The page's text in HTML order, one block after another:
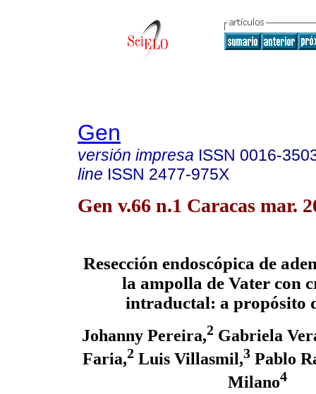
Gen
versión impresa ISSN 0016-
line ISSN 2477-975X
Gen v.66 n.1 Caracas mar.
Resección endoscópica de
la ampolla de Vater con
intraductal: a propósito
Johanny Pereira,2Gabriela
Faria,2Luis Villasmil,3Pablo
Milano4